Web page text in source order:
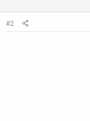
#2